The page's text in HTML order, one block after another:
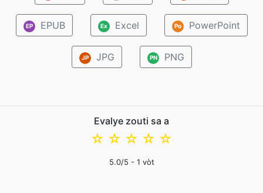
EP EPUB Ex Excel Po PowerPoint
JP JPG PN PNG
Evalye zouti sa a
☆
☆
☆
☆
☆
5.0/5 - 1 vòt